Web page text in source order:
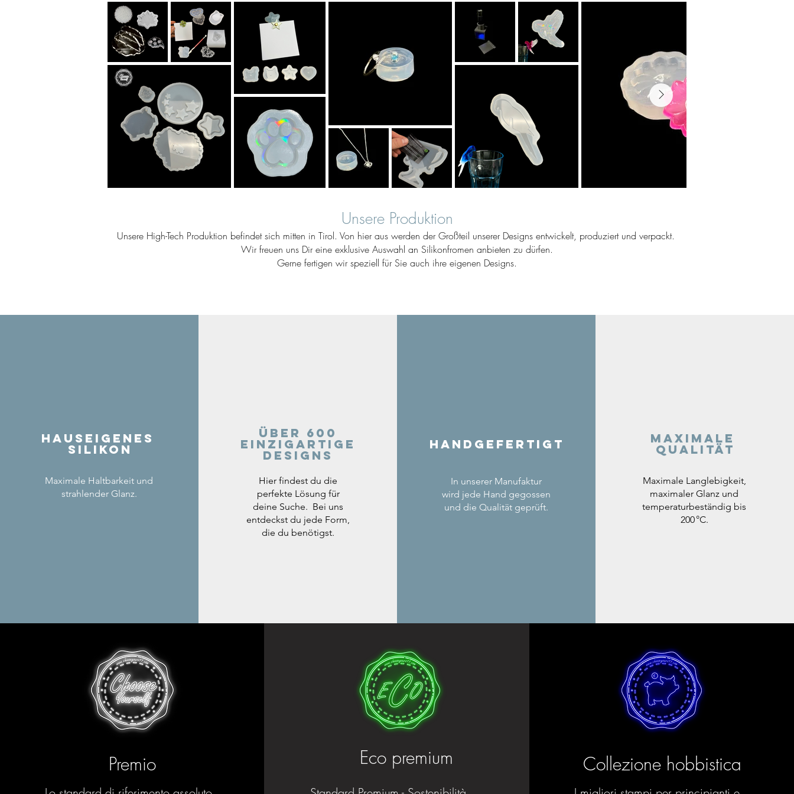
Unsere Produktion
Unsere High-Tech Produktion befindet sich mitten in Tirol. Von hier aus werden der Großteil unserer Designs entwickelt, produziert und verpackt.
Wir freuen uns Dir eine exklusive Auswahl an Silikonfromen anbieten zu dürfen.
Gerne fertigen wir speziell für Sie auch ihre eigenen Designs.
Hauseigenes
Silikon
Maximale Haltbarkeit und
strahlender Glanz.
Über 600
einzigartige
Designs
Hier findest du die
perfekte Lösung für
deine Suche. Bei uns
entdeckst du jede Form,
die du benötigst.
Handgefertigt
In unserer Manufaktur
wird jede Hand gegossen
und die Qualität geprüft.
Maximale
Qualität
Maximale Langlebigkeit,
maximaler Glanz und
temperaturbeständig bis
200 °C.
Premio Eco premium Collezione hobbistica